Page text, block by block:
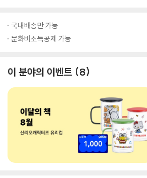
국내배송만 가능
문화비소득공제 가능
이 분야의 이벤트 8